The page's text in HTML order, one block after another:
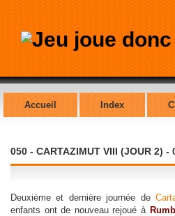
Accueil Index
050 - CARTAZIMUT VIII (JOUR 2) -
Deuxième et dernière journée de
enfants ont de nouveau rejoué à